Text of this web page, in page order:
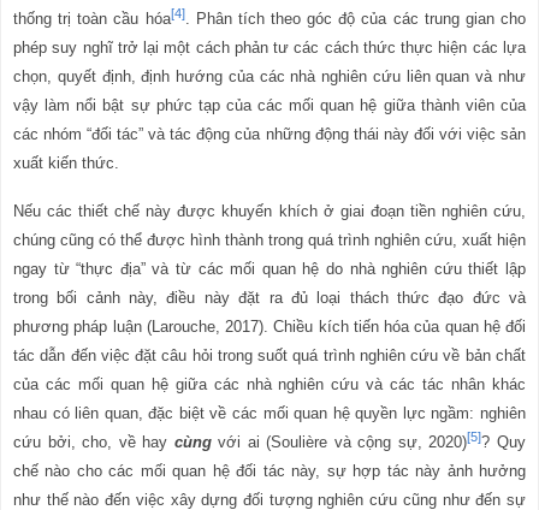
thống trị toàn cầu hóa[4]. Phân tích theo góc độ của các trung gian cho
phép suy nghĩ trở lại một cách phản tư các cách thức thực hiện các lựa
chọn, quyết định, định hướng của các nhà nghiên cứu liên quan và như
vậy làm nổi bật sự phức tạp của các mối quan hệ giữa thành viên của
các nhóm “đối tác” và tác động của những động thái này đối với việc sản
xuất kiến thức.
Nếu các thiết chế này được khuyến khích ở giai đoạn tiền nghiên cứu,
chúng cũng có thể được hình thành trong quá trình nghiên cứu, xuất hiện
ngay từ “thực địa” và từ các mối quan hệ do nhà nghiên cứu thiết lập
trong bối cảnh này, điều này đặt ra đủ loại thách thức đạo đức và
phương pháp luận (Larouche, 2017). Chiều kích tiến hóa của quan hệ đối
tác dẫn đến việc đặt câu hỏi trong suốt quá trình nghiên cứu về bản chất
của các mối quan hệ giữa các nhà nghiên cứu và các tác nhân khác
nhau có liên quan, đặc biệt về các mối quan hệ quyền lực ngầm: nghiên
cứu bởi, cho, về hay cùng với ai (Soulière và cộng sự, 2020)[5]? Quy
chế nào cho các mối quan hệ đối tác này, sự hợp tác này ảnh hưởng
như thế nào đến việc xây dựng đối tượng nghiên cứu cũng như đến sự